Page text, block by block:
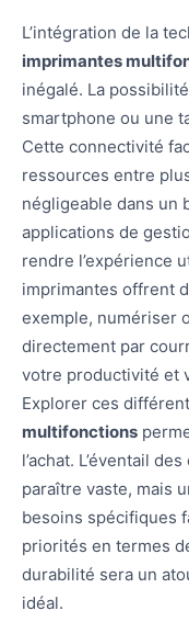
L’intégration de la
imprimantes
inégalé. La
smartphone ou une
Cette connectivité
ressources entre
négligeable dans un
applications de
rendre l’expérience
imprimantes offrent
exemple, numériser
directement par
votre productivité et
Explorer ces
multifonctions
l’achat. L’éventail
paraître vaste, mais
besoins spécifiques
priorités en termes
durabilité sera un
idéal.